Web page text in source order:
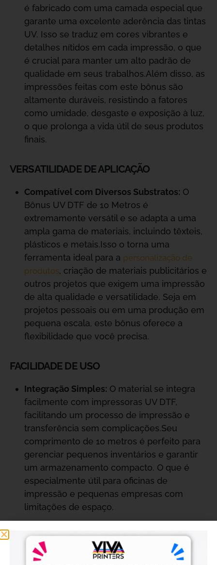
é fabricado com uma camada especial que
garante uma excelente aderência das tintas
UV. Isso se traduz em cores vibrantes e
detalhes nítidos em cada impressão, o que
é crucial para manter um alto padrão de
qualidade em seus trabalhos.Além disso, as
impressões feitas com este bônus são
altamente duráveis, resistindo a fatores
como umidade, desgaste e exposição à luz,
o que prolonga a vida útil de seus produtos
finais.
VERSATILIDADE DE APLICAÇÃO
Compatível com Diversos Substratos: O
Bônus UV DTF de 10 Metros é
extremamente versátil e se adapta a uma
ampla gama de materiais, incluindo têxteis,
plásticos e metais.Isso o torna uma
ferramenta ideal para a personalização de
produtos, criação de materiais publicitários e
outros projetos que exigem uma impressão
de alta qualidade e versatilidade. Seja em
projetos pessoais ou em uma produção em
pequena escala, este bônus oferece a
flexibilidade que você precisa.
FACILIDADE DE USO
Integração Simples: O material se integra
facilmente com impressoras UV DTF,
facilitando um processo de impressão e
transferência sem complicações.Seu
comprimento de 10 metros é perfeito para
gerenciar pequenos inventários e garantir
um armazenamento compacto. O que é
especialmente útil para oficinas de
impressão e pequenas empresas com
limitações de espaço.
GESTÃO ECONÔMICA DO MATERIAL
Opção Econômica e Eficiente: